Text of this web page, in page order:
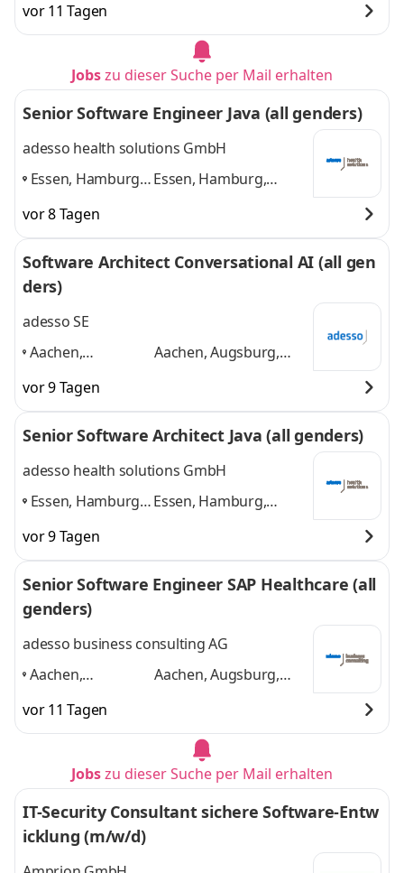
Frankfurt,
Stuttgart, Leipzig,
Leipzig, Dortmund
und 6 weitere
vor 11 Tagen
Jobszu dieser Suche per Mail erhalten
Senior Software Engineer Java (all genders)
adesso health solutions GmbH
Essen, Hamburg,
Dortmund, Berlin
Essen, Hamburg,
3 weitere
vor 8 Tagen
Software Architect Conversational AI (all gen
ders)
adesso SE
Aachen,
Bonn, Bremen,
Dortmund,
Aachen, Augsburg,
weitere
vor 9 Tagen
Senior Software Architect Java (all genders)
adesso health solutions GmbH
Essen, Hamburg,
Dortmund, Berlin
Essen, Hamburg,
3 weitere
vor 9 Tagen
Senior Software Engineer SAP Healthcare (all
genders)
adesso business consulting AG
Aachen,
Bonn, Bremen,
Dortmund,
Aachen, Augsburg,
weitere
vor 11 Tagen
Jobszu dieser Suche per Mail erhalten
IT-Security Consultant sichere Software-Entw
icklung (m/w/d)